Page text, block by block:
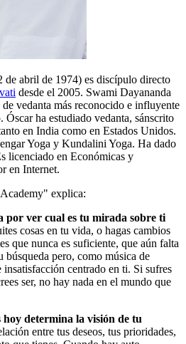
de abril de 1974) es discípulo directo
desde el 2005. Swami Dayananda
vedanta más reconocido e influyente
Óscar ha estudiado vedanta, sánscrito
en India como en Estados Unidos.
Yoga y Kundalini Yoga. Ha dado
licenciado en Económicas y
en Internet.
explica:
por ver cual es tu mirada sobre ti
cosas en tu vida, o hagas cambios
que nunca es suficiente, que aún falta
búsqueda pero, como música de
centrado en ti. Si sufres
ser, no hay nada en el mundo que
determina la visión de tu
entre tus deseos, tus prioridades,